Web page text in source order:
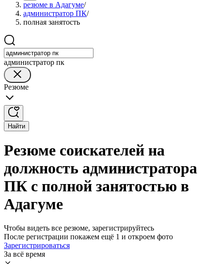
резюме в Адагуме/
администратор ПК/
полная занятость
администратор пк
Резюме
Найти
Резюме соискателей на
должность администратора
ПК с полной занятостью в
Адагуме
Чтобы видеть все резюме, зарегистрируйтесь
После регистрации покажем ещё 1 и откроем фото
Зарегистрироваться
За всё время